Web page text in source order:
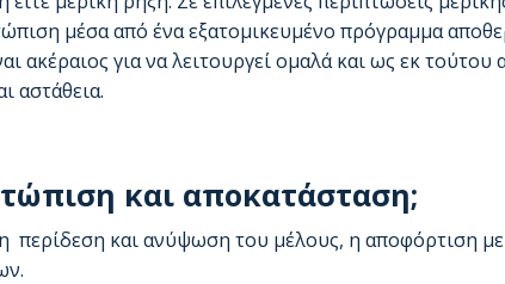
μέσα από ένα εξατομικευμένο πρόγραμμα
ακέραιος για να λειτουργεί ομαλά και ως εκ τούτου
αστάθεια.
και αποκατάσταση;
περίδεση και ανύψωση του μέλους, η αποφόρτιση